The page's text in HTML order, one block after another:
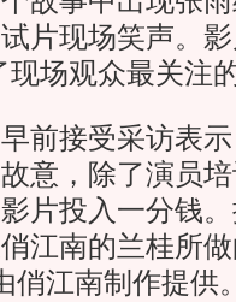
片现场笑声。
现场观众最关注
接受采访表示
意，除了演员
片投入一分钱
江南的兰桂所
俏江南制作提供